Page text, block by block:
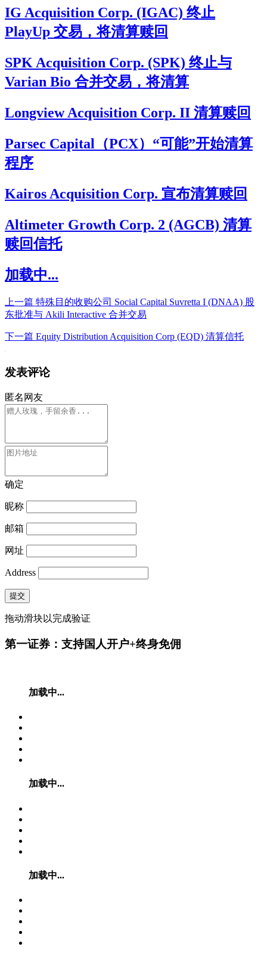
IG Acquisition Corp. (IGAC) 终止
PlayUp 交易，将清算赎回
SPK Acquisition Corp. (SPK) 终止与
Varian Bio 合并交易，将清算
Longview Acquisition Corp. II 清算赎回
Parsec Capital（PCX）“可能”开始清算
程序
Kairos Acquisition Corp. 宣布清算赎回
Altimeter Growth Corp. 2 (AGCB) 清算
赎回信托
加载中...
上一篇 特殊目的收购公司 Social Capital Suvretta I (DNAA) 股
东批准与 Akili Interactive 合并交易
下一篇 Equity Distribution Acquisition Corp (EQD) 清算信托
发表评论
匿名网友
确定
昵称
邮箱
网址
Address
提交
拖动滑块以完成验证
第一证券：支持国人开户+终身免佣
加载中...
加载中...
加载中...